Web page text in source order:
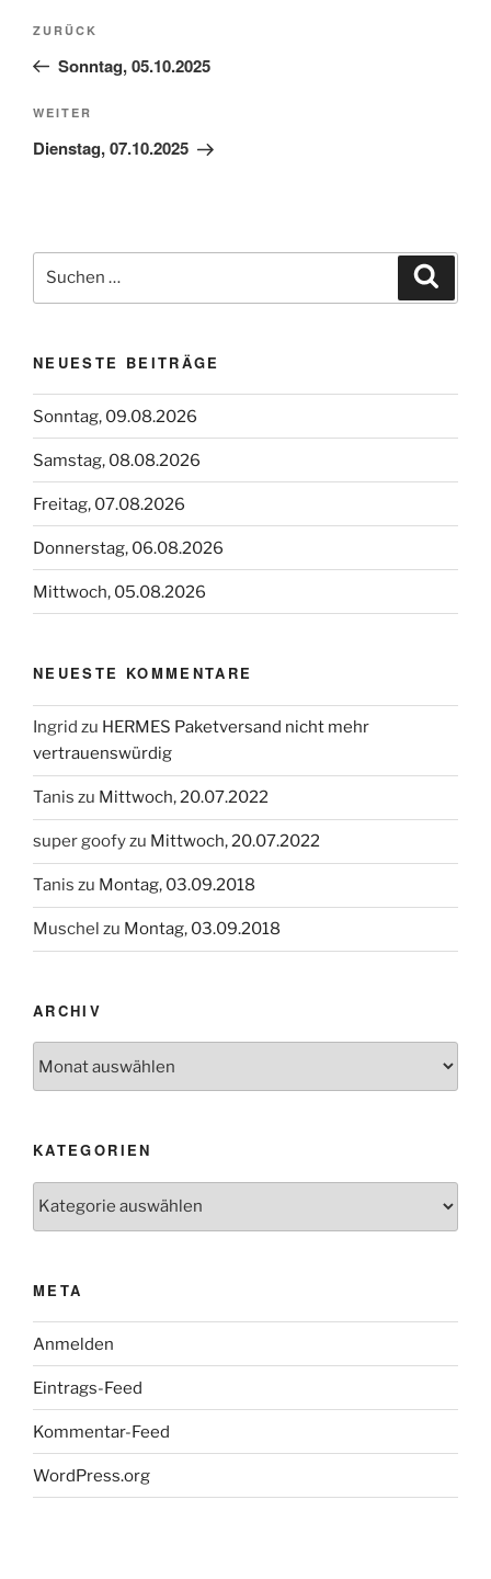
Beitragsnavigation
Vorheriger
Beitrag
ZURÜCK
Sonntag, 05.10.2025
Nächster
Beitrag
WEITER
Dienstag, 07.10.2025
Suchen
nach:
NEUESTE BEITRÄGE
Sonntag, 09.08.2026
Samstag, 08.08.2026
Freitag, 07.08.2026
Donnerstag, 06.08.2026
Mittwoch, 05.08.2026
NEUESTE KOMMENTARE
Ingrid zu HERMES Paketversand nicht mehr
vertrauenswürdig
Tanis zu Mittwoch, 20.07.2022
super goofyzu Mittwoch, 20.07.2022
Tanis zu Montag, 03.09.2018
Muschel zu Montag, 03.09.2018
ARCHIV
KATEGORIEN
Kategorien
META
Anmelden
Eintrags-Feed
Kommentar-Feed
WordPress.org